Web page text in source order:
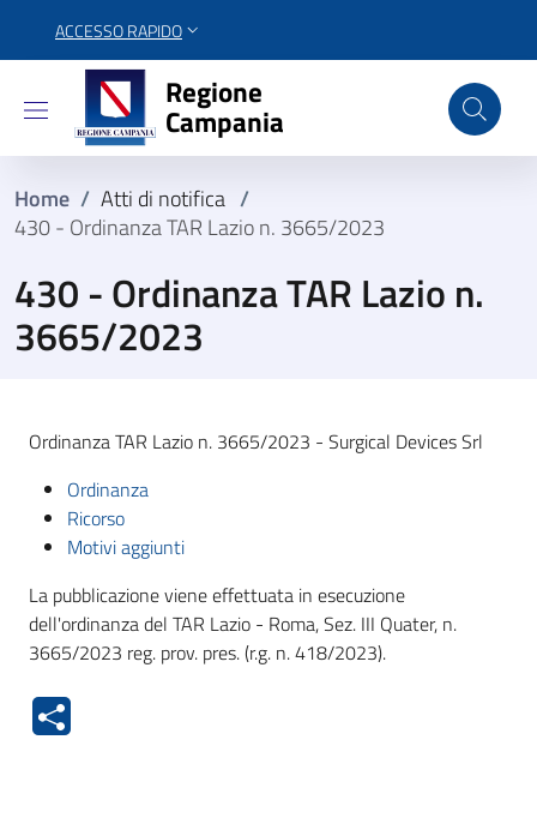
ACCESSO RAPIDO
Regione Campania
Regione
Campania
Home / Atti di notifica /
430 - Ordinanza TAR Lazio n. 3665/2023
430 - Ordinanza TAR Lazio n.
3665/2023
Ordinanza TAR Lazio n. 3665/2023 - Surgical Devices Srl
Ordinanza
Ricorso
Motivi aggiunti
La pubblicazione viene effettuata in esecuzione
dell'ordinanza del TAR Lazio - Roma, Sez. III Quater, n.
3665/2023 reg. prov. pres. (r.g. n. 418/2023).